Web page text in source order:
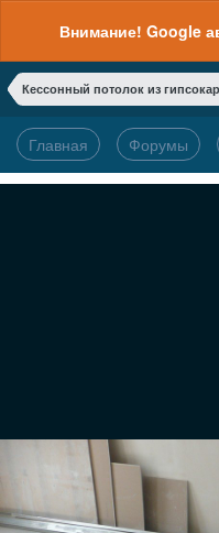
Внимание! Google
Кессонный потолок из
Главная Форумы